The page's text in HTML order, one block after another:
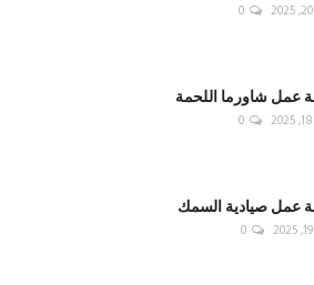
0
عمل شاورما اللحمة
0
عمل صيادية السمك
0